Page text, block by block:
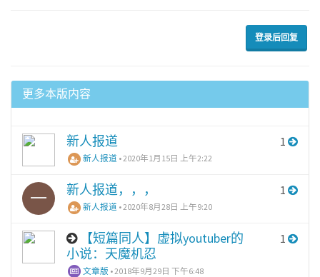
登录后回复
更多本版内容
新人报道
新人报道 •2020年1月15日 上午2:22
1
一 新人报道，，，
新人报道 •2020年8月28日 上午9:20
1
【短篇同人】虚拟youtuber的
小说：天魔机忍
文章版 •2018年9月29日 下午6:48
1